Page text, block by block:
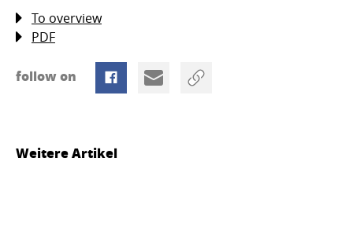
To overview
PDF
follow on
Weitere Artikel